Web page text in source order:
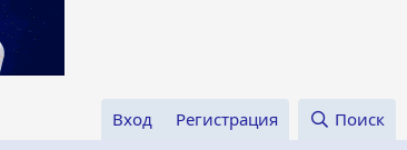
Вход Регистрация Поиск